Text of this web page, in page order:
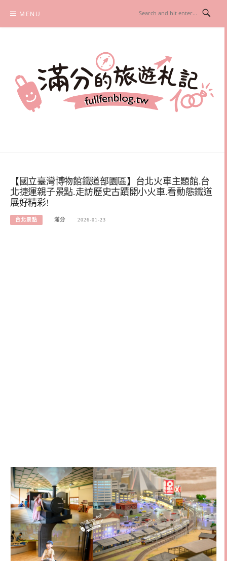
content
MENU
【國立臺灣博物館鐵道部園區】台北火車主題館.台
北捷運親子景點.走訪歷史古蹟開小火車.看動態鐵道
展好精彩!
台北景點 滿分 2026-01-23